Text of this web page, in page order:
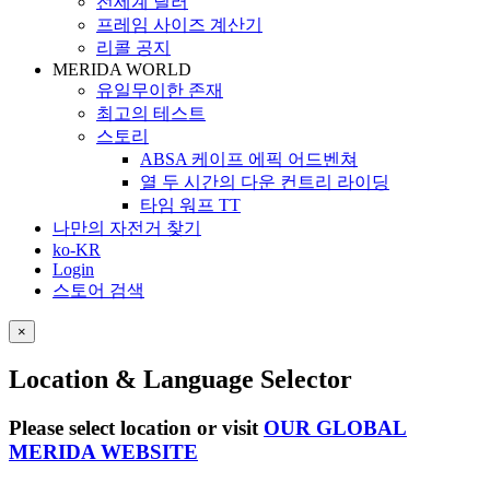
프레임 사이즈 계산기
리콜 공지
MERIDA WORLD
유일무이한 존재
최고의 테스트
스토리
ABSA 케이프 에픽 어드벤쳐
열 두 시간의 다운 컨트리 라이딩
타임 워프 TT
나만의 자전거 찾기
ko-KR
Login
스토어 검색
×
Location & Language Selector
Please select location or visit OUR GLOBAL
MERIDA WEBSITE